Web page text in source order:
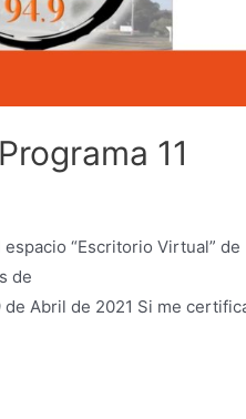
11
“Escritorio Virtual” de
de
Abril de 2021 Si me